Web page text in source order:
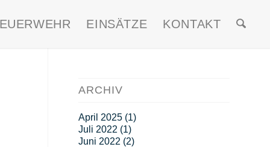
EINSÄTZE KONTAKT
ARCHIV
April 2025(1)
Juli 2022 (1)
Juni 2022 (2)